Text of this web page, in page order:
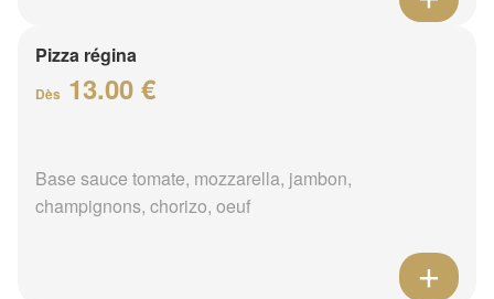
Pizza régina
Dès 13.00 €
Base sauce tomate, mozzarella, jambon,
champignons, chorizo, oeuf